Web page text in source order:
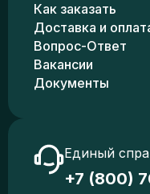
Как заказать
Доставка и
Вопрос-Ответ
Вакансии
Документы
Единый
+7 (800)